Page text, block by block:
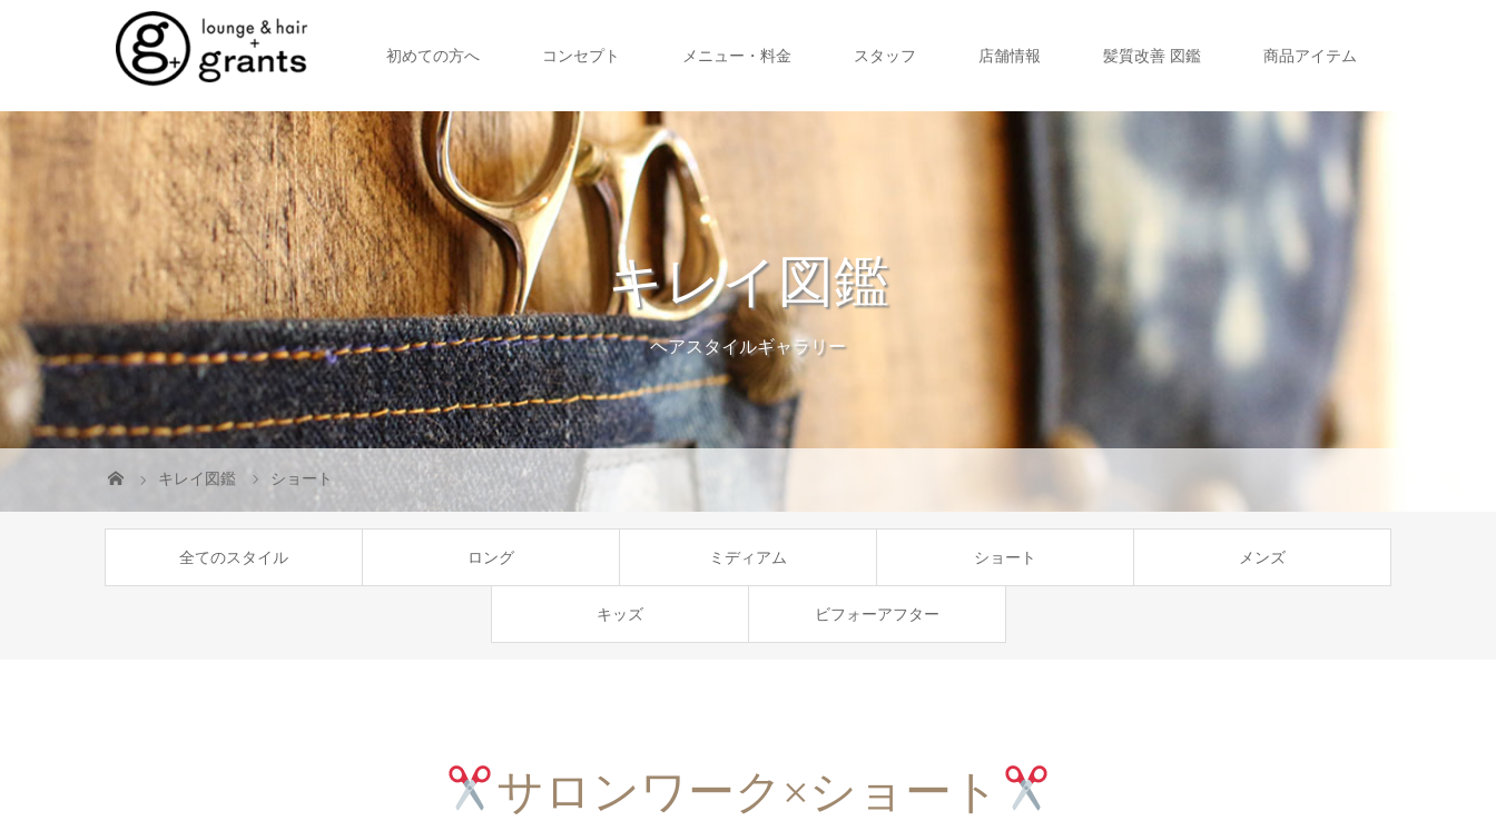
初めての方へ コンセプト メニュー・料金 スタッフ 店舗情報 髪質改善 図鑑 商品アイテム
キレイ図鑑
ヘアスタイルギャラリー
キレイ図鑑 ショート
全てのスタイル ロング ミディアム ショート メンズ
キッズ ビフォーアフター
サロンワーク×ショート